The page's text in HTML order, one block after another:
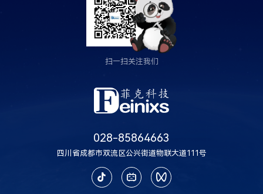
扫一扫关注我们
028-85864663
四川省成都市双流区公兴街道物联大道111号
  